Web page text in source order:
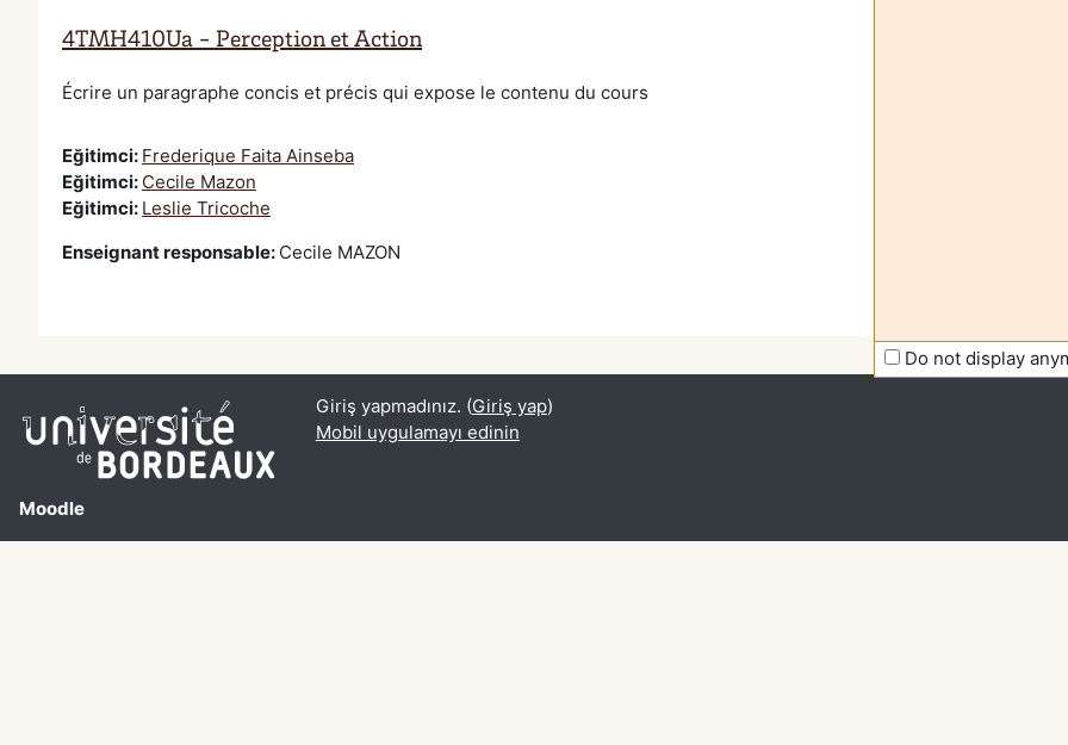
Do not display
4TMH410Ua - Perception et Action
Écrire un paragraphe concis et précis qui expose le contenu du cours
Eğitimci: Frederique Faita Ainseba
Eğitimci: Cecile Mazon
Eğitimci: Leslie Tricoche
Enseignant responsable: Cecile MAZON
Moodle
Giriş yapmadınız. (Giriş yap)
Mobil uygulamayı edinin